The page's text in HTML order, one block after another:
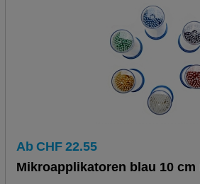
Ab CHF 22.55
Mikroapplikatoren blau 10 cm